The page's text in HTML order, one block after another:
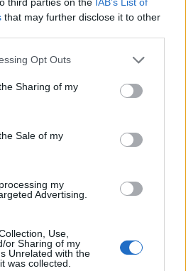
that may further disclose it to other
Opt Outs
Sharing of my
Sale of my
my
Advertising.
Use,
or Sharing of my
Unrelated with the
was collected.
Spojenci
Tomáš Mosler
Následující článek